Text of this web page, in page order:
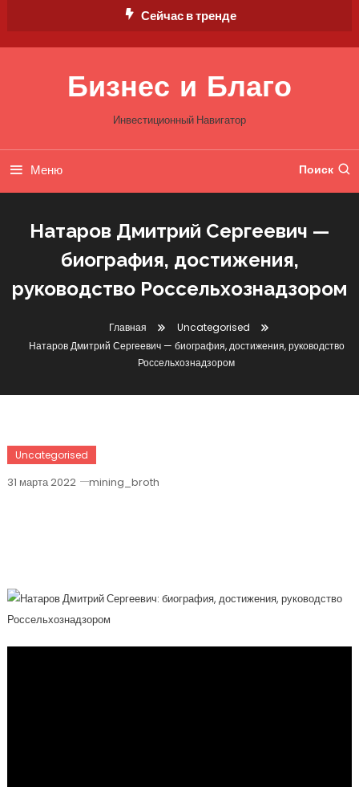
Сейчас в тренде
Бизнес и Благо
Инвестиционный Навигатор
Меню Поиск
Натаров Дмитрий Сергеевич —
биография, достижения,
руководство Россельхознадзором
Главная
Uncategorised
Натаров Дмитрий Сергеевич — биография, достижения, руководство
Россельхознадзором
Uncategorised
31 марта 2022 mining_broth